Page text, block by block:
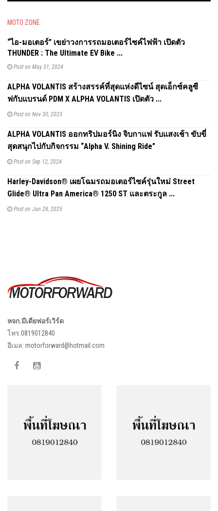
MOTO ZONE
“ไอ-มอเตอร์” เขย่าวงการรถมอเตอร์ไซค์ไฟฟ้า เปิดตัว
THUNDER : The Ultimate EV Bike ...
Post on May 31, 2024
ALPHA VOLANTIS สร้างสรรค์ที่สุดแห่งดีไซน์ สุดเอ็กซ์คลูซี
ฟกับแบรนด์ PDM X ALPHA VOLANTIS เปิดตัว ...
Post on Nov 30, 2023
ALPHA VOLANTIS ออกทริปมอร์นิง จิบกาแฟ รับแสงเช้า ขับขี่
สุดสนุกไปกับกิจกรรม “Alpha V. Shining Ride”
Post on Sep 12, 2024
Harley-Davidson® เผยโฉมรถมอเตอร์ไซค์รุ่นใหม่ Street
Glide® Ultra Pan America® 1250 ST และตระกูล ...
Post on Jan 28, 2025
หจก.มีเดียฟอร์เวิร์ด
โทร.0819012840
อีเมล: motorforward@hotmail.com